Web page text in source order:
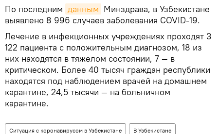
По последним данным Минздрава, в Узбекистане
выявлено 8 996 случаев заболевания COVID-19.
Лечение в инфекционных учреждениях проходят 3
122 пациента с положительным диагнозом, 18 из
них находятся в тяжелом состоянии, 7 — в
критическом. Более 40 тысяч граждан республики
находятся под наблюдением врачей на домашнем
карантине, 24,5 тысячи — на больничном
карантине.
Ситуация с коронавирусом в Узбекистане В Узбекистане